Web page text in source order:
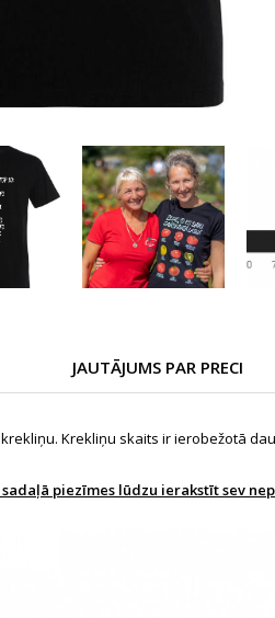
JAUTĀJUMS PAR PRECI
Krekliņu skaits ir ierobežotā
piezīmes lūdzu ierakstīt sev